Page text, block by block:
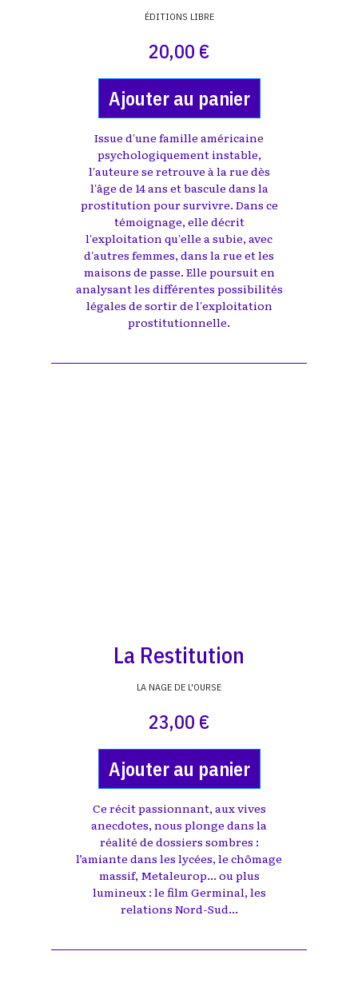
ÉDITIONS LIBRE
20,00 €
Ajouter au panier
Issue d'une famille américaine
psychologiquement instable,
l'auteure se retrouve à la rue dès
l'âge de 14 ans et bascule dans la
prostitution pour survivre. Dans ce
témoignage, elle décrit
l'exploitation qu'elle a subie, avec
d'autres femmes, dans la rue et les
maisons de passe. Elle poursuit en
analysant les différentes possibilités
légales de sortir de l'exploitation
prostitutionnelle.
La Restitution
LA NAGE DE L'OURSE
23,00 €
Ajouter au panier
Ce récit passionnant, aux vives
anecdotes, nous plonge dans la
réalité de dossiers sombres :
l’amiante dans les lycées, le chômage
massif, Metaleurop... ou plus
lumineux : le film Germinal, les
relations Nord-Sud...